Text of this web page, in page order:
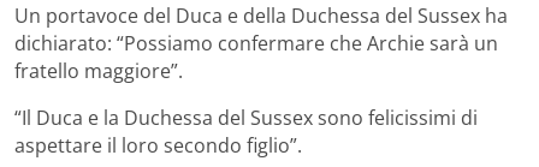
Un portavoce del Duca e della Duchessa del Sussex ha
dichiarato: “Possiamo confermare che Archie sarà un
fratello maggiore”.
“Il Duca e la Duchessa del Sussex sono felicissimi di
aspettare il loro secondo figlio”.